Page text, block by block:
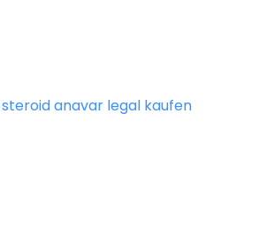
anavar legal kaufen